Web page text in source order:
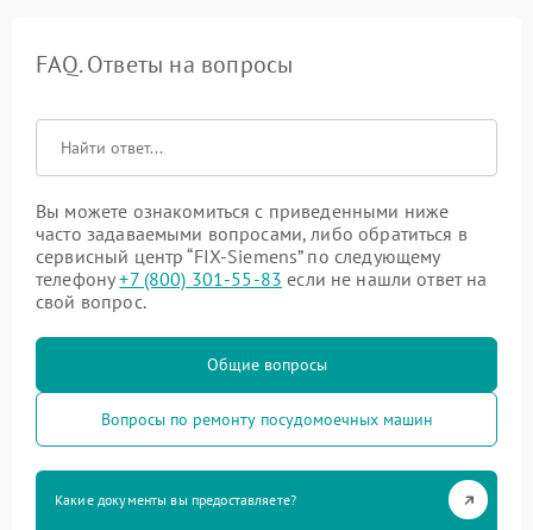
FAQ. Ответы на вопросы
Вы можете ознакомиться с приведенными ниже
часто задаваемыми вопросами, либо обратиться в
сервисный центр “FIX-Siemens” по следующему
телефону+7 (800) 301-55-83 если не нашли ответ на
свой вопрос.
Общие вопросы
Вопросы по ремонту посудомоечных машин
Какие документы вы предоставляете?